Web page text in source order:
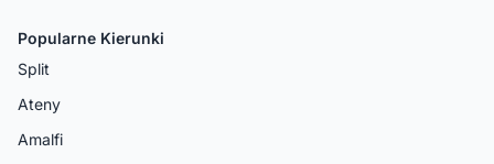
Popularne Kierunki
Split
Ateny
Amalfi